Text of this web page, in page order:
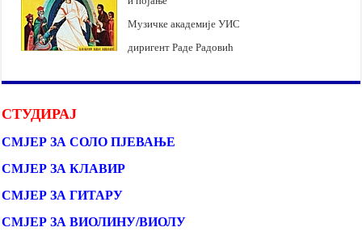
Музичке академије УИС
диригент Раде Радовић
СТУДИРАЈ
СМЈЕР ЗА СОЛО ПЈЕВАЊЕ
СМЈЕР ЗА КЛАВИР
СМЈЕР ЗА ГИТАРУ
СМЈЕР ЗА ВИОЛИНУ/ВИОЛУ